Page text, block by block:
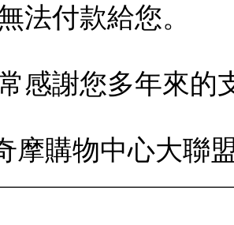
法付款給您。
感謝您多年來的
摩購物中心大